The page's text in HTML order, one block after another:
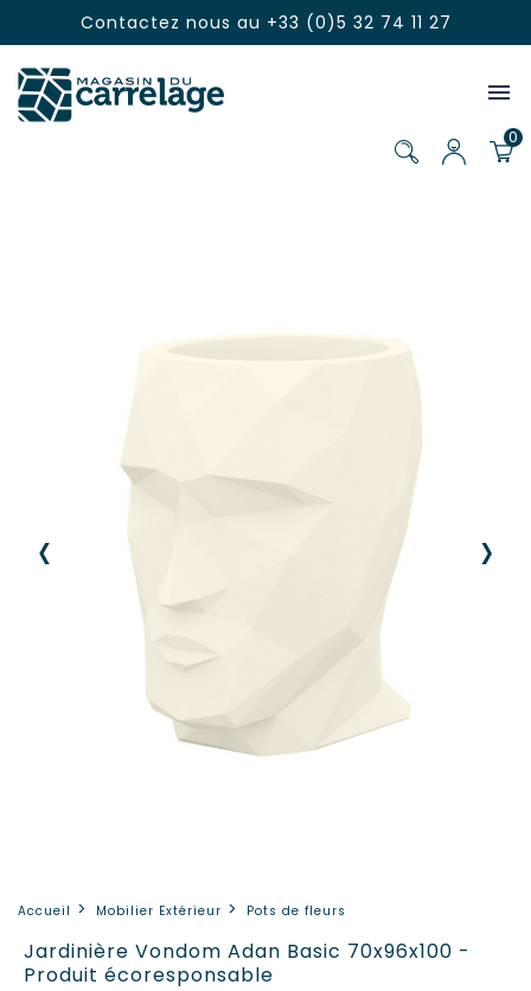
Contactez nous au +33 (0)5 32 74 11 27

0
‹ ›
Accueil Mobilier Extérieur Pots de fleurs
Jardinière Vondom Adan Basic 70x96x100 -
Produit écoresponsable